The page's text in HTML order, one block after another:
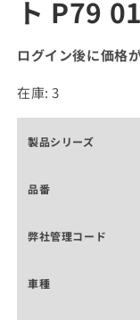
ト P79
ログイン後に価格
在庫: 3
製品シリーズ
品番
弊社管理コード
車種